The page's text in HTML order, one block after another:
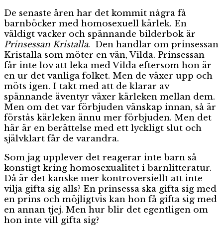
De senaste åren har det kommit några få
barnböcker med homosexuell kärlek. En
väldigt vacker och spännande bilderbok är
Prinsessan Kristalla. Den handlar om prinsessan
Kristalla som möter en vän, Vilda. Prinsessan
får inte lov att leka med Vilda eftersom hon är
en ur det vanliga folket. Men de växer upp och
möts igen. I takt med att de klarar av
spännande äventyr växer kärleken mellan dem.
Men om det var förbjuden vänskap innan, så är
förstås kärleken ännu mer förbjuden. Men det
här är en berättelse med ett lyckligt slut och
självklart får de varandra.
Som jag upplever det reagerar inte barn så
konstigt kring homosexualitet i barnlitteratur.
Då är det kanske mer kontroversiellt att inte
vilja gifta sig alls? En prinsessa ska gifta sig med
en prins och möjligtvis kan hon få gifta sig med
en annan tjej. Men hur blir det egentligen om
hon inte vill gifta sig?